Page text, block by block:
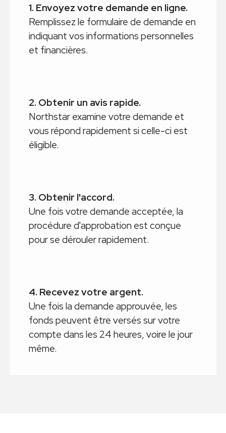
1. Envoyez votre demande en ligne.
Remplissez le formulaire de demande en
indiquant vos informations personnelles
et financières.
2. Obtenir un avis rapide.
Northstar examine votre demande et
vous répond rapidement si celle-ci est
éligible.
3. Obtenir l'accord.
Une fois votre demande acceptée, la
procédure d'approbation est conçue
pour se dérouler rapidement.
4. Recevez votre argent.
Une fois la demande approuvée, les
fonds peuvent être versés sur votre
compte dans les 24 heures, voire le jour
même.